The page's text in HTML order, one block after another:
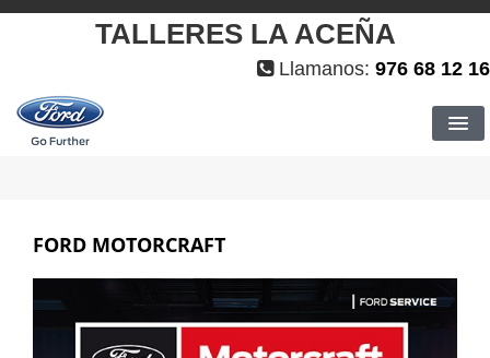
TALLERES LA ACEÑA
Llamanos: 976 68 12 16
SERVICIOS
MULTIMARCA
FORD MOTORCRAFT